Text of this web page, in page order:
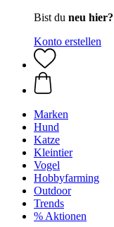
Bist du neu hier?
Konto erstellen
Marken
Hund
Katze
Kleintier
Vogel
Hobbyfarming
Outdoor
Trends
% Aktionen